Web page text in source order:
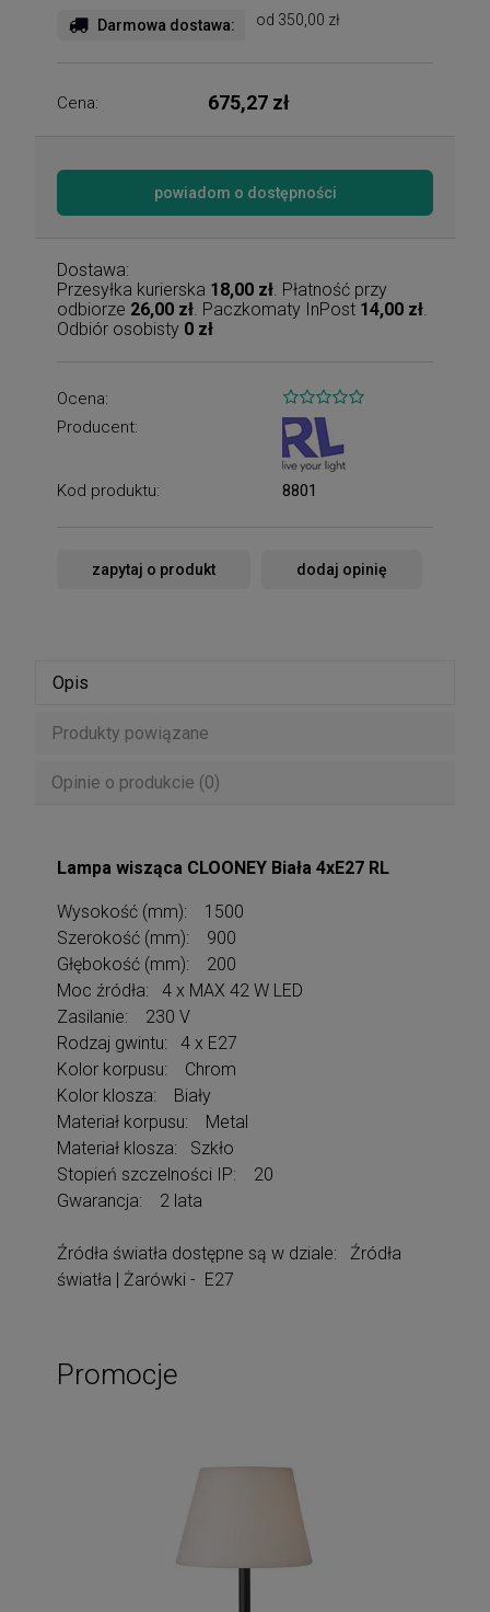
Darmowa dostawa: od 350,00 zł
Cena: 675,27 zł
powiadom o dostępności
Dostawa:
Przesyłka kurierska 18,00 zł . Płatność przy
odbiorze 26,00 zł . Paczkomaty InPost 14,00 zł
Odbiór osobisty 0 zł
Ocena:
Producent:
Kod produktu: 8801
zapytaj o produkt dodaj opinię
Opis
Produkty powiązane
Opinie o produkcie (0)
Lampa wisząca CLOONEY Biała 4xE27 RL
Wysokość (mm): 1500
Szerokość (mm): 900
Głębokość (mm): 200
Moc źródła: 4 x MAX 42 W LED
Zasilanie: 230 V
Rodzaj gwintu: 4 x E27
Kolor korpusu: Chrom
Kolor klosza: Biały
Materiał korpusu: Metal
Materiał klosza: Szkło
Stopień szczelności IP: 20
Gwarancja: 2 lata
Źródła światła dostępne są w dziale: Źródła
światła | Żarówki - E27
Promocje